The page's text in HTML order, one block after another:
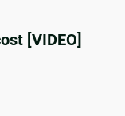
[VIDEO]